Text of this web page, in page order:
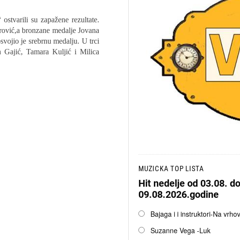
su zapažene rezultate.
bronzane medalje Jovana
je srebrnu medalju. U trci
Gajić, Tamara Kuljić i Milica
MUZICKA TOP LISTA
Hit nedelje od 03.08. do
09.08.2026.godine
OpcijeBajaga i i instruktori-Na
Suzanne Vega -Luk